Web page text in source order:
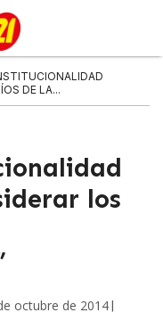
DE LA...
los
octubre de 2014